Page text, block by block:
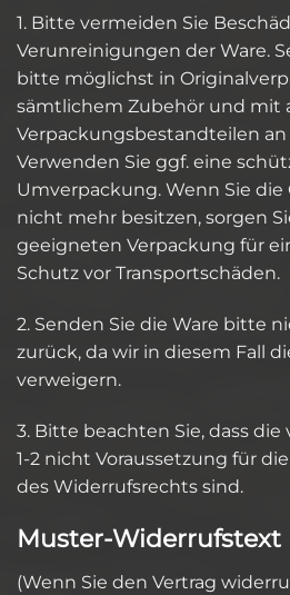
1. Bitte vermeiden Sie
Verunreinigungen der Ware.
bitte möglichst in
sämtlichem Zubehör und mit
Verpackungsbestandteilen an
Verwenden Sie ggf. eine
Umverpackung. Wenn Sie
nicht mehr besitzen, sorgen
geeigneten Verpackung für
Schutz vor Transportschäden.
2. Senden Sie die Ware bitte
zurück, da wir in diesem Fall
verweigern.
3. Bitte beachten Sie, dass
1-2 nicht Voraussetzung für
des Widerrufsrechts sind.
Muster-Widerrufstext
(Wenn Sie den Vertrag